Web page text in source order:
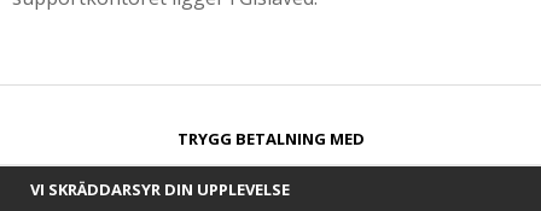
TRYGG BETALNING MED​
VI SKRÄDDARSYR DIN UPPLEVELSE